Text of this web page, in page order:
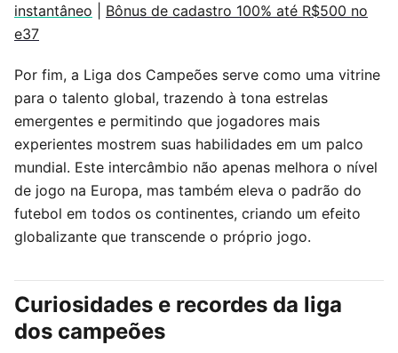
instantâneo
Bônus de cadastro 100% até R$500 no
e37
Por fim, a Liga dos Campeões serve como uma vitrine
para o talento global, trazendo à tona estrelas
emergentes e permitindo que jogadores mais
experientes mostrem suas habilidades em um palco
mundial. Este intercâmbio não apenas melhora o nível
de jogo na Europa, mas também eleva o padrão do
futebol em todos os continentes, criando um efeito
globalizante que transcende o próprio jogo.
Curiosidades e recordes da liga
dos campeões